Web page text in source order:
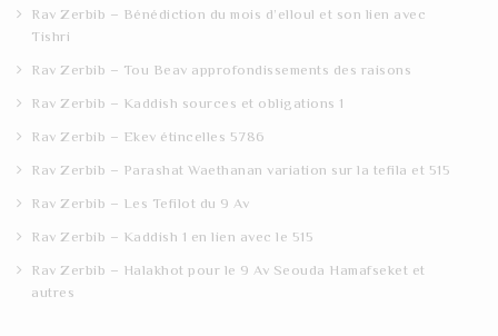
Rav Zerbib – Bénédiction du mois d’elloul et son lien avec
Tishri
Rav Zerbib – Tou Beav approfondissements des raisons
Rav Zerbib – Kaddish sources et obligations 1
Rav Zerbib – Ekev étincelles 5786
Rav Zerbib – Parashat Waethanan variation sur la tefila et 515
Rav Zerbib – Les Tefilot du 9 Av
Rav Zerbib – Kaddish 1 en lien avec le 515
Rav Zerbib – Halakhot pour le 9 Av Seouda Hamafseket et
autres